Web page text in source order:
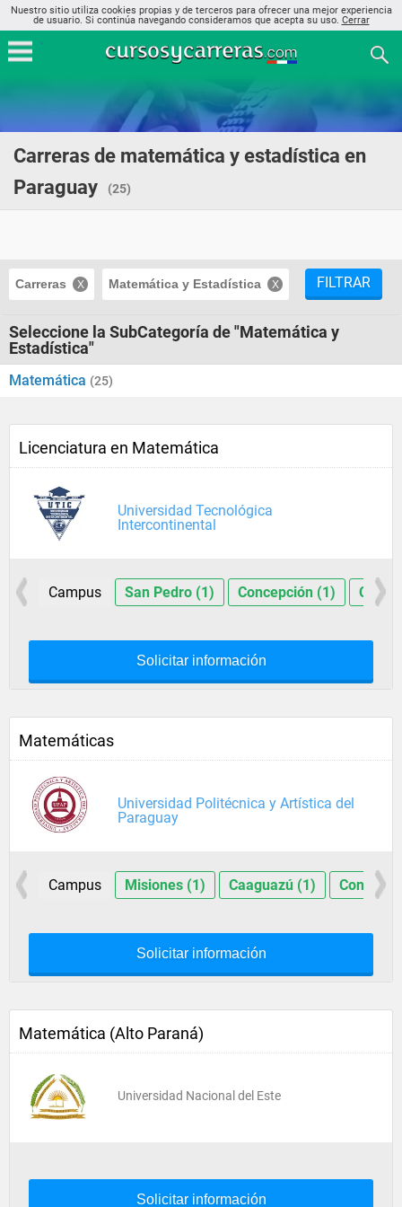
Nuestro sitio utiliza cookies propias y de terceros para ofrecer una mejor experiencia
de usuario. Si continúa navegando consideramos que acepta su uso. Cerrar
Carreras de matemática y estadística en
Paraguay
(25)
Carreras Matemática y Estadística FILTRAR
Seleccione la SubCategoría de "Matemática y
Estadística"
Matemática (25)
Licenciatura en Matemática
Universidad Tecnológica
Intercontinental
Campus San Pedro (1) Concepción (1)
Solicitar información
Matemáticas
Universidad Politécnica y Artística del
Paraguay
Campus Misiones (1) Caaguazú (1)
Solicitar información
Matemática (Alto Paraná)
Universidad Nacional del Este
Solicitar información